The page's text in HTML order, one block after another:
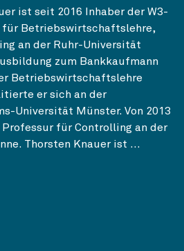
ist seit 2016 Inhaber der W3-
Betriebswirtschaftslehre,
an der Ruhr-Universität
zum Bankkaufmann
Betriebswirtschaftslehre
er sich an der
Universität Münster. Von 2013
für Controlling an der
Thorsten Knauer ist ...